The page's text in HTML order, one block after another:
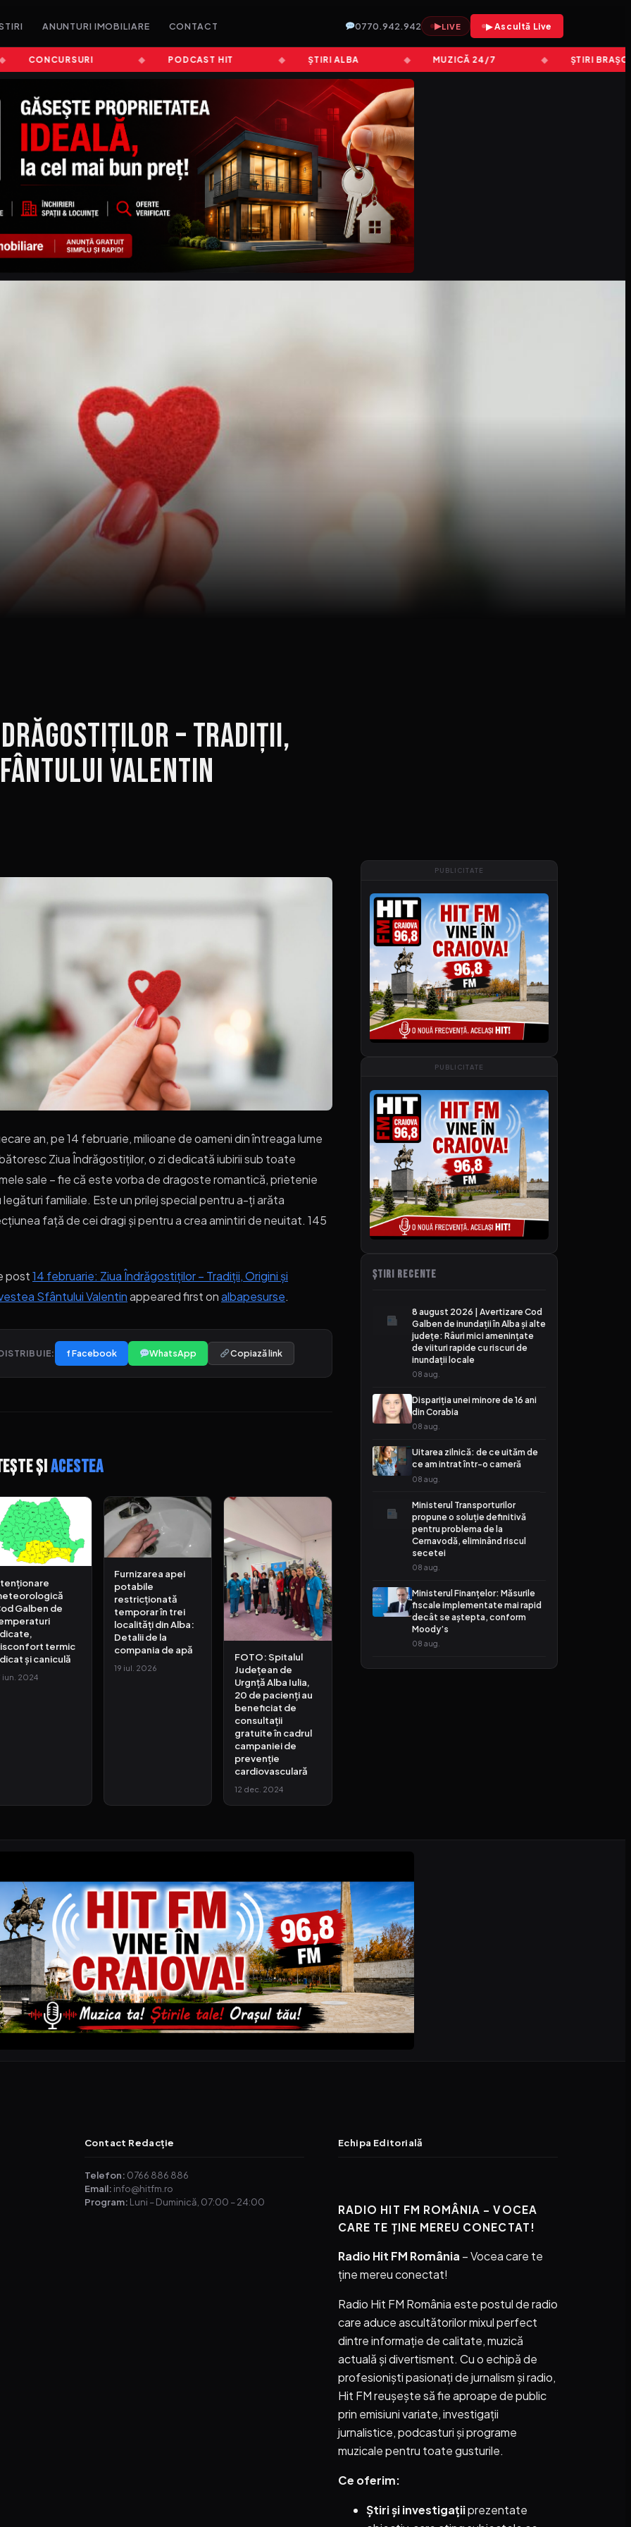
ANUNTURI IMOBILIARE CONTACT 0770.942.942 ▶LIVE ▶ Ascultă Live
CONCURSURI PODCAST HIT ȘTIRI ALBA MUZICĂ 24/7 ȘTIRI BRAȘOV
– Tradiții,
Valentin
an, pe 14 februarie, milioane de oameni din întreaga lume
Ziua Îndrăgostiților, o zi dedicată iubirii sub toate
sale – fie că este vorba de dragoste romantică, prietenie
legături familiale. Este un prilej special pentru a-ți arăta
față de cei dragi și pentru a crea amintiri de neuitat. 145
post14 februarie: Ziua Îndrăgostiților – Tradiții, Origini și
Sfântului Valentinappeared first onalbapesurse.
f Facebook WhatsApp Copiază link
șiacestea
Galben de
termic
și caniculă
iun. 2024
Furnizarea apei
potabile
restricționată
temporar în trei
localități din Alba:
Detalii de la
compania de apă
19 iul. 2026
FOTO: Spitalul
Județean de
Urgnță Alba Iulia,
20 de pacienți au
beneficiat de
consultații
gratuite în cadrul
campaniei de
prevenție
cardiovasculară
12 dec. 2024
PUBLICITATE
PUBLICITATE
ȘTIRI RECENTE
8 august 2026 | Avertizare Cod
Galben de inundații în Alba și alte
județe: Râuri mici amenințate
de viituri rapide cu riscuri de
inundații locale
08 aug.
Dispariția unei minore de 16 ani
din Corabia
08 aug.
Uitarea zilnică: de ce uităm de
ce am intrat într-o cameră
08 aug.
Ministerul Transporturilor
propune o soluție definitivă
pentru problema de la
Cernavodă, eliminând riscul
secetei
08 aug.
Ministerul Finanțelor: Măsurile
fiscale implementate mai rapid
decât se aștepta, conform
Moody’s
08 aug.
Contact Redacție
Telefon: 0766 886 886
Email: info@hitfm.ro
Program: Luni – Duminică, 07:00 – 24:00
Echipa Editorială
RADIO HIT FM ROMÂNIA – VOCEA
CARE TE ȚINE MEREU CONECTAT!
Radio Hit FM România – Vocea care te
ține mereu conectat!
Radio Hit FM România este postul de radio
care aduce ascultătorilor mixul perfect
dintre informație de calitate, muzică
actuală și divertisment. Cu o echipă de
profesioniști pasionați de jurnalism și radio,
Hit FM reușește să fie aproape de public
prin emisiuni variate, investigații
jurnalistice, podcasturi și programe
muzicale pentru toate gusturile.
Ce oferim:
Știri și investigațiiprezentate